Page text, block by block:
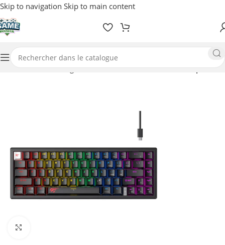
Skip to navigation Skip to main content
Accueil/ PC Gaming/ Accessoires/ Clavier / Souris / Tapis